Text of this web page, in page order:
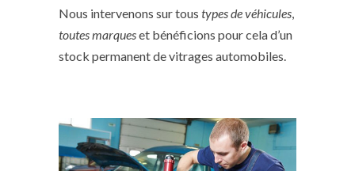
Nous intervenons sur tous types de véhicules
toutes marqueset bénéficions pour cela d’un
stock permanent de vitrages automobiles.